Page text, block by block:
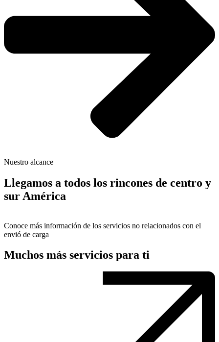
Nuestro alcance
Llegamos a todos los rincones de centro y
sur América
Conoce más información de los servicios no relacionados con el
envió de carga
Muchos más servicios para ti